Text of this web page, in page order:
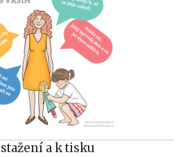
a k tisku